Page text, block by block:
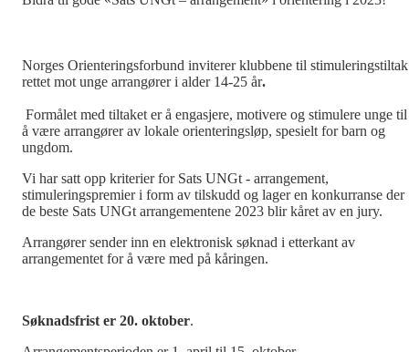
Norges Orienteringsforbund inviterer klubbene til stimuleringstiltak
rettet mot unge arrangører i alder 14-25 år.
Formålet med tiltaket er å engasjere, motivere og stimulere unge til
å være arrangører av lokale orienteringsløp, spesielt for barn og
ungdom.
Vi har satt opp kriterier for Sats UNGt - arrangement,
stimuleringspremier i form av tilskudd og lager en konkurranse der
de beste Sats UNGt arrangementene 2023 blir kåret av en jury.
Arrangører sender inn en elektronisk søknad i etterkant av
arrangementet for å være med på kåringen.
Søknadsfrist er 20. oktober.